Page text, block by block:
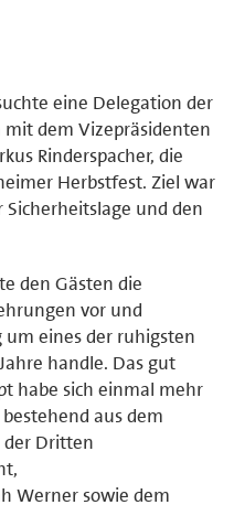
eine Delegation der
mit dem Vizepräsidenten
Rinderspacher, die
Herbstfest. Ziel war
Sicherheitslage und den
den Gästen die
vor und
um eines der ruhigsten
handle. Das gut
habe sich einmal mehr
aus dem
der Dritten
Werner sowie dem